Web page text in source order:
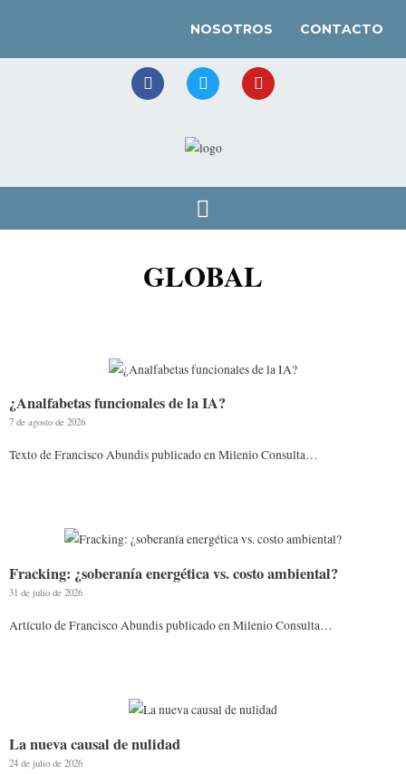
NOSOTROS CONTACTO
GLOBAL
¿Analfabetas funcionales de la IA?
7 de agosto de 2026
Texto de Francisco Abundis publicado en Milenio Consulta…
Fracking: ¿soberanía energética vs. costo ambiental?
31 de julio de 2026
Artículo de Francisco Abundis publicado en Milenio Consulta…
La nueva causal de nulidad
24 de julio de 2026